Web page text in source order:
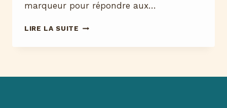
marqueur pour répondre aux…
LIRE LA SUITE NOUVELLE
LOGISTIQUE